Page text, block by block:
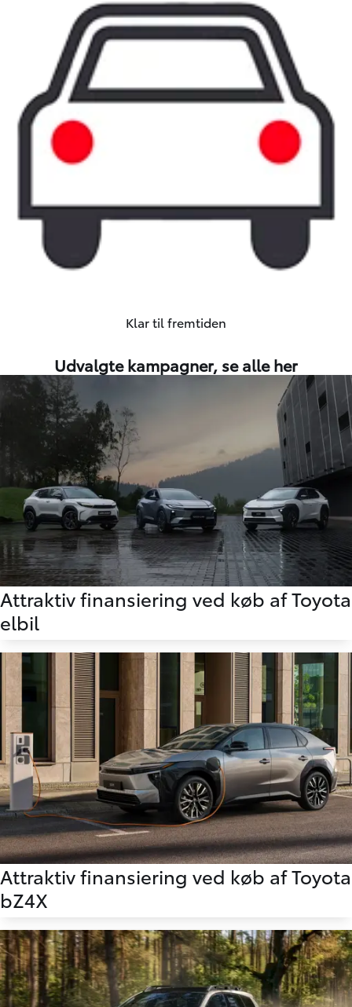
Klar til fremtiden
Udvalgte kampagner, se alle her
Attraktiv finansiering ved køb af Toyota
elbil
Attraktiv finansiering ved køb af Toyota
bZ4X